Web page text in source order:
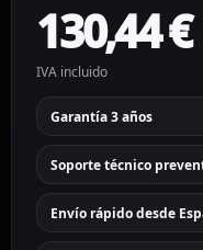
130,44€
IVA incluido
Garantía 3 años
Soporte técnico
Envío rápido desde